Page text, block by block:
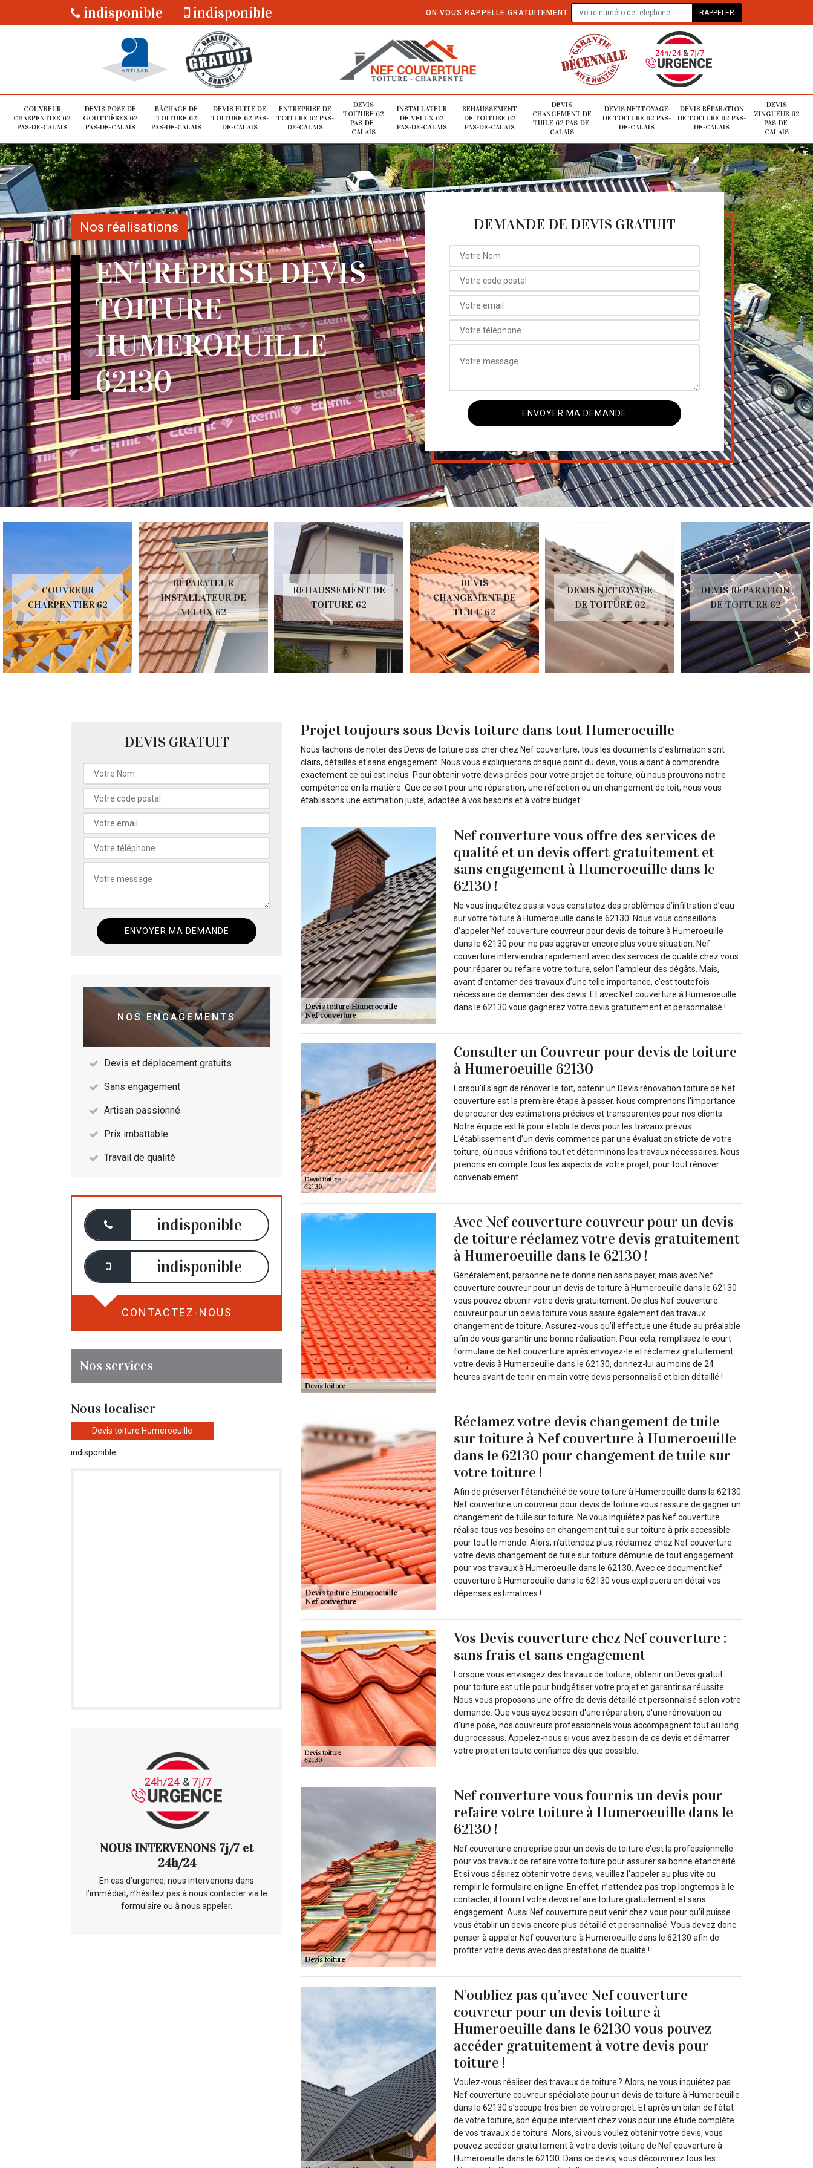
indisponible indisponible ON VOUS RAPPELLE GRATUITEMENT
COUVREUR
CHARPENTIER 62
PAS-DE-CALAIS
DEVIS POSE DE
GOUTTIÈRES 62
PAS-DE-CALAIS
BÂCHAGE DE
TOITURE 62
PAS-DE-CALAIS
DEVIS FUITE DE
TOITURE 62 PAS-
DE-CALAIS
ENTREPRISE DE
TOITURE 62 PAS-
DE-CALAIS
DEVIS
TOITURE 62
PAS-DE-
CALAIS
INSTALLATEUR
DE VELUX 62
PAS-DE-CALAIS
REHAUSSEMENT
DE TOITURE 62
PAS-DE-CALAIS
DEVIS
CHANGEMENT DE
TUILE 62 PAS-DE-
CALAIS
DEVIS NETTOYAGE
DE TOITURE 62 PAS-
DE-CALAIS
DEVIS RÉPARATION
DE TOITURE 62 PAS-
DE-CALAIS
DEVIS
ZINGUEUR 62
PAS-DE-
CALAIS
Nos réalisations
ENTREPRISE DEVIS
TOITURE
HUMEROEUILLE
62130
DEMANDE DE DEVIS GRATUIT
COUVREUR
CHARPENTIER 62
RÉPARATEUR
INSTALLATEUR DE
VELUX 62
REHAUSSEMENT DE
TOITURE 62
DEVIS
CHANGEMENT DE
TUILE 62
DEVIS NETTOYAGE
DE TOITURE 62
DEVIS RÉPARATION
DE TOITURE 62
DEVIS GRATUIT
NOS ENGAGEMENTS
Devis et déplacement gratuits
Sans engagement
Artisan passionné
Prix imbattable
Travail de qualité
indisponible
indisponible
CONTACTEZ-NOUS
Nos services
Nous localiser
Devis toiture Humeroeuille
indisponible
NOUS INTERVENONS 7j/7 et
24h/24
En cas d’urgence, nous intervenons dans
l’immédiat, n’hésitez pas à nous contacter via le
formulaire ou à nous appeler.
Projet toujours sous Devis toiture dans tout Humeroeuille
Nous tachons de noter des Devis de toiture pas cher chez Nef couverture, tous les documents d’estimation sont
clairs, détaillés et sans engagement. Nous vous expliquerons chaque point du devis, vous aidant à comprendre
exactement ce qui est inclus. Pour obtenir votre devis précis pour votre projet de toiture, où nous prouvons notre
compétence en la matière. Que ce soit pour une réparation, une réfection ou un changement de toit, nous vous
établissons une estimation juste, adaptée à vos besoins et à votre budget.
Nef couverture vous offre des services de
qualité et un devis offert gratuitement et
sans engagement à Humeroeuille dans le
62130 !
Ne vous inquiétez pas si vous constatez des problèmes d’infiltration d’eau
sur votre toiture à Humeroeuille dans le 62130. Nous vous conseillons
d’appeler Nef couverture couvreur pour devis de toiture à Humeroeuille
dans le 62130 pour ne pas aggraver encore plus votre situation. Nef
couverture interviendra rapidement avec des services de qualité chez vous
pour réparer ou refaire votre toiture, selon l’ampleur des dégâts. Mais,
avant d’entamer des travaux d’une telle importance, c'est toutefois
nécessaire de demander des devis. Et avec Nef couverture à Humeroeuille
dans le 62130 vous gagnerez votre devis gratuitement et personnalisé !
Consulter un Couvreur pour devis de toiture
à Humeroeuille 62130
Lorsqu'il s'agit de rénover le toit, obtenir un Devis rénovation toiture de Nef
couverture est la première étape à passer. Nous comprenons l'importance
de procurer des estimations précises et transparentes pour nos clients.
Notre équipe est là pour établir le devis pour les travaux prévus.
L’établissement d’un devis commence par une évaluation stricte de votre
toiture, où nous vérifions tout et déterminons les travaux nécessaires. Nous
prenons en compte tous les aspects de votre projet, pour tout rénover
convenablement.
Avec Nef couverture couvreur pour un devis
de toiture réclamez votre devis gratuitement
à Humeroeuille dans le 62130 !
Généralement, personne ne te donne rien sans payer, mais avec Nef
couverture couvreur pour un devis de toiture à Humeroeuille dans le 62130
vous pouvez obtenir votre devis gratuitement. De plus Nef couverture
couvreur pour un devis toiture vous assure également des travaux
changement de toiture. Assurez-vous qu’il effectue une étude au préalable
afin de vous garantir une bonne réalisation. Pour cela, remplissez le court
formulaire de Nef couverture après envoyez-le et réclamez gratuitement
votre devis à Humeroeuille dans le 62130, donnez-lui au moins de 24
heures avant de tenir en main votre devis personnalisé et bien détaillé !
Réclamez votre devis changement de tuile
sur toiture à Nef couverture à Humeroeuille
dans le 62130 pour changement de tuile sur
votre toiture !
Afin de préserver l’étanchéité de votre toiture à Humeroeuille dans la 62130
Nef couverture un couvreur pour devis de toiture vous rassure de gagner un
changement de tuile sur toiture. Ne vous inquiétez pas Nef couverture
réalise tous vos besoins en changement tuile sur toiture à prix accessible
pour tout le monde. Alors, n’attendez plus, réclamez chez Nef couverture
votre devis changement de tuile sur toiture démunie de tout engagement
pour vos travaux à Humeroeuille dans le 62130. Avec ce document Nef
couverture à Humeroeuille dans le 62130 vous expliquera en détail vos
dépenses estimatives !
Vos Devis couverture chez Nef couverture :
sans frais et sans engagement
Lorsque vous envisagez des travaux de toiture, obtenir un Devis gratuit
pour toiture est utile pour budgétiser votre projet et garantir sa réussite.
Nous vous proposons une offre de devis détaillé et personnalisé selon votre
demande. Que vous ayez besoin d'une réparation, d'une rénovation ou
d'une pose, nos couvreurs professionnels vous accompagnent tout au long
du processus. Appelez-nous si vous avez besoin de ce devis et démarrer
votre projet en toute confiance dès que possible.
Nef couverture vous fournis un devis pour
refaire votre toiture à Humeroeuille dans le
62130 !
Nef couverture entreprise pour un devis de toiture c'est la professionnelle
pour vos travaux de refaire votre toiture pour assurer sa bonne étanchéité.
Et si vous désirez obtenir votre devis, veuillez l’appeler au plus vite ou
remplir le formulaire en ligne. En effet, n’attendez pas trop longtemps à le
contacter, il fournit votre devis refaire toiture gratuitement et sans
engagement. Aussi Nef couverture peut venir chez vous pour qu’il puisse
vous établir un devis encore plus détaillé et personnalisé. Vous devez donc
penser à appeler Nef couverture à Humeroeuille dans le 62130 afin de
profiter votre devis avec des prestations de qualité !
N’oubliez pas qu’avec Nef couverture
couvreur pour un devis toiture à
Humeroeuille dans le 62130 vous pouvez
accéder gratuitement à votre devis pour
toiture !
Voulez-vous réaliser des travaux de toiture ? Alors, ne vous inquiétez pas
Nef couverture couvreur spécialiste pour un devis de toiture à Humeroeuille
dans le 62130 s’occupe très bien de votre projet. Et après un bilan de l’état
de votre toiture, son équipe intervient chez vous pour une étude complète
de vos travaux de toiture. Alors, si vous voulez obtenir votre devis, vous
pouvez accéder gratuitement à votre devis toiture de Nef couverture à
Humeroeuille dans le 62130. Dans ce devis, vous découvrirez tous les